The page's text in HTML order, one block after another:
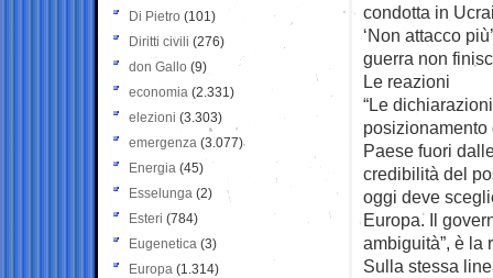
condotta in
‘Non attacco
guerra non
Le reazioni
“Le
posizionamento
Paese fuori
credibilità del
oggi deve
Europa. Il
ambiguità”, è la
Sulla stessa
Di Pietro (101)
Diritti civili (276)
don Gallo (9)
economia (2.331)
elezioni (3.303)
emergenza (3.077)
Energia (45)
Esselunga (2)
Esteri (784)
Eugenetica (3)
Europa (1.314)